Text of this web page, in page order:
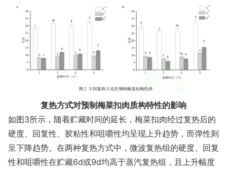
复热方式对预制梅菜扣肉质构特性的影响
如图3所示，随着贮藏时间的延长，梅菜扣肉经过复热后的
硬度、回复性、胶粘性和咀嚼性均呈现上升趋势，而弹性则
呈下降趋势。在两种复热方式中，微波复热组的硬度、回复
性和咀嚼性在贮藏6d或9d均高于蒸汽复热组，且上升幅度